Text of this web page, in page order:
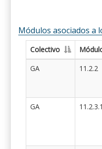
Módulos asociados a
Colectivo
GA
11.2.2
GA
11.2.3.1